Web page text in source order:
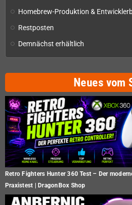
Homebrew-Produktion &
Restposten
Demnächst erhältlich
Neues vom
Retro Fighters Hunter 360 Test – Der
Praxistest | DragonBox Shop